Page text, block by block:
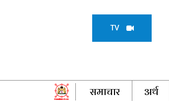
TV
समाचार अर्थ